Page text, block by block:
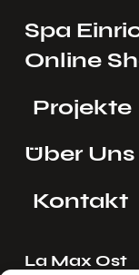
Spa
Online
Projekte
Über Uns
Kontakt
La Max Ost